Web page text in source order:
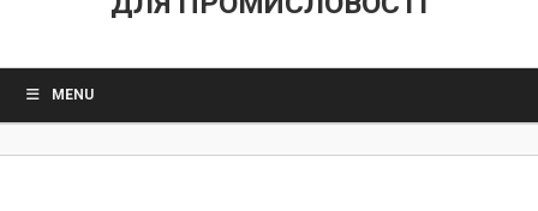
MENU